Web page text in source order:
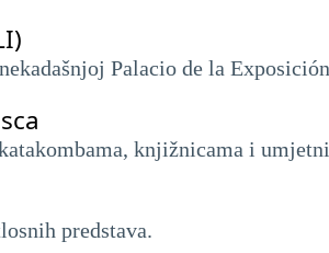
Palacio de la
knjižnicama i
predstava.